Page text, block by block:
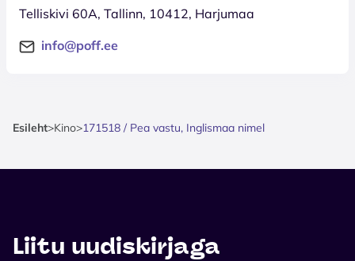
Telliskivi 60A, Tallinn, 10412, Harjumaa
info@poff.ee
Esileht>Kino>171518 / Pea vastu, Inglismaa nimel
Liitu uudiskirjaga